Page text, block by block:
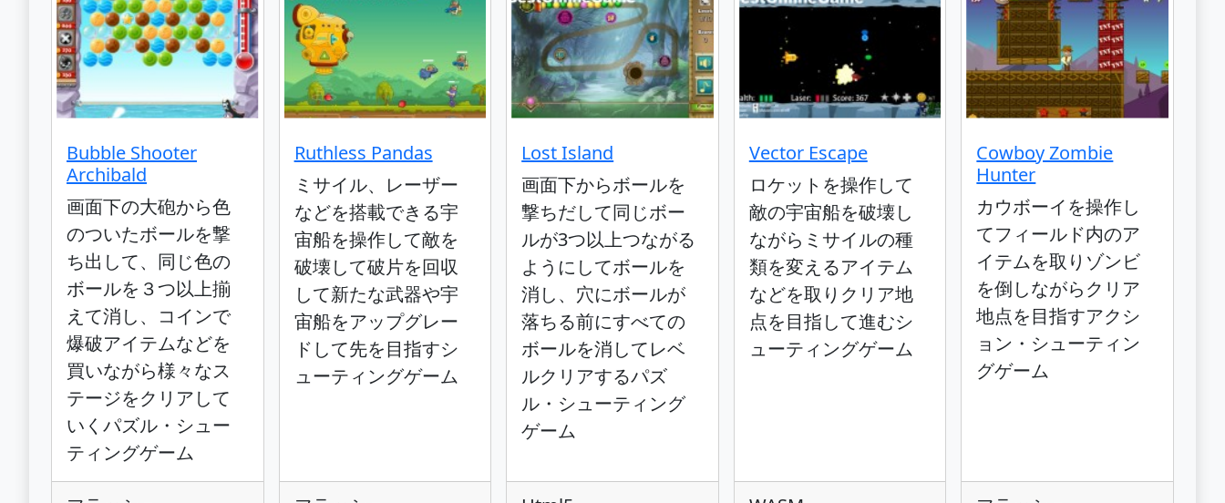
Bubble Shooter
Archibald
画面下の大砲から色
のついたボールを撃
ち出して、同じ色の
ボールを３つ以上揃
えて消し、コインで
爆破アイテムなどを
買いながら様々なス
テージをクリアして
いくパズル・シュー
ティングゲーム
Ruthless Pandas
ミサイル、レーザー
などを搭載できる宇
宙船を操作して敵を
破壊して破片を回収
して新たな武器や宇
宙船をアップグレー
ドして先を目指すシ
ューティングゲーム
Lost Island
画面下からボールを
撃ちだして同じボー
ルが3つ以上つながる
ようにしてボールを
消し、穴にボールが
落ちる前にすべての
ボールを消してレベ
ルクリアするパズ
ル・シューティング
ゲーム
Vector Escape
ロケットを操作して
敵の宇宙船を破壊し
ながらミサイルの種
類を変えるアイテム
などを取りクリア地
点を目指して進むシ
ューティングゲーム
Cowboy Zombie
Hunter
カウボーイを操作し
てフィールド内のア
イテムを取りゾンビ
を倒しながらクリア
地点を目指すアクシ
ョン・シューティン
グゲーム